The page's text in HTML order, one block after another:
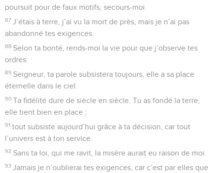
poursuit pour de faux motifs, secours-moi.
87 J’étais à terre, j’ai vu la mort de près, mais je n’ai pas
abandonné tes exigences.
88 Selon ta bonté, rends-moi la vie pour que j’observe tes
ordres.
89 Seigneur, ta parole subsistera toujours, elle a sa place
éternelle dans le ciel.
90 Ta fidélité dure de siècle en siècle. Tu as fondé la terre,
elle tient bien en place ;
91 tout subsiste aujourd’hui grâce à ta décision, car tout
l’univers est à ton service.
92 Sans ta loi, qui me ravit, la misère aurait eu raison de moi.
93 Jamais je n’oublierai tes exigences, car c’est par elles que